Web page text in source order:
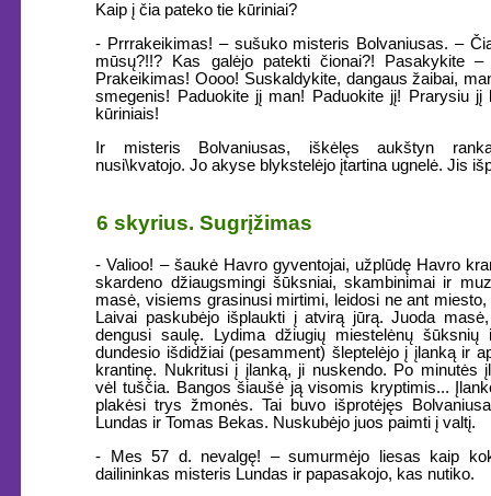
Kaip į čia pateko tie kūriniai?
- Prrrakeikimas! – sušuko misteris Bolvaniusas. –
mūsų?!!? Kas galėjo patekti čionai?! Pasakykite
Prakeikimas! Oooo! Suskaldykite, dangaus žaibai,
smegenis! Paduokite jį man! Paduokite jį! Prarysiu jį
kūriniais!
Ir misteris Bolvaniusas, iškėlęs aukštyn
nusi\kvatojo. Jo akyse blykstelėjo įtartina ugnelė. Jis
6 skyrius. Sugrįžimas
- Valioo! – šaukė Havro gyventojai, užplūdę Havro
skardeno džiaugsmingi šūksniai, skambinimai ir
masė, visiems grasinusi mirtimi, leidosi ne ant miesto,
Laivai paskubėjo išplaukti į atvirą jūrą. Juoda
dengusi saulę. Lydima džiugių miestelėnų šūksnių
dundesio išdidžiai (pesamment) šleptelėjo į įlanką ir
krantinę. Nukritusi į įlanką, ji nuskendo. Po minutės
vėl tuščia. Bangos šiaušė ją visomis kryptimis...
plakėsi trys žmonės. Tai buvo išprotėjęs
Lundas ir Tomas Bekas. Nuskubėjo juos paimti į valtį.
- Mes 57 d. nevalgę! – sumurmėjo liesas kaip
dailininkas misteris Lundas ir papasakojo, kas nutiko.